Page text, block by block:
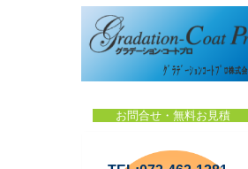
お問合せ・無料お見積